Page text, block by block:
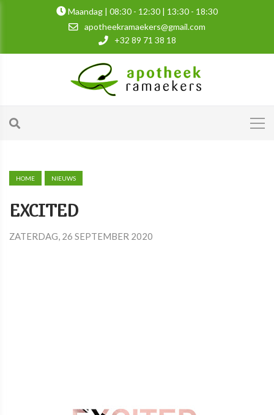
Maandag | 08:30 - 12:30 | 13:30 - 18:30
apotheekramaekers@gmail.com
+32 89 71 38 18
HOME NIEUWS
EXCITED
ZATERDAG, 26 SEPTEMBER 2020